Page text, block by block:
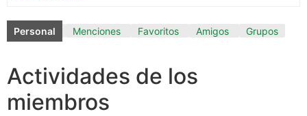
Personal Menciones Favoritos Amigos Grupos
Actividades de los
miembros